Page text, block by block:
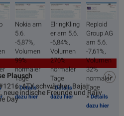
Nokia am
5.6.
-5,87%,
Volumen
99%
normaler
Tage
»Details
dazu hier
ElringKling
er am 5.6.
-6,84%,
Volumen
270%
normaler
Tage
»Details
dazu hier
Reploid
Group AG
am 5.6.
-7,61%,
Volumen
32%
normaler
Tage
»Details
dazu hier
Plausch
ATX schwächer, Bajaj
indische Freunde und Rajiv
Day